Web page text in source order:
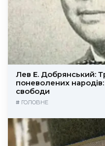
Лев Е. Добрянський:
поневолених
свободи
# ГОЛОВНЕ